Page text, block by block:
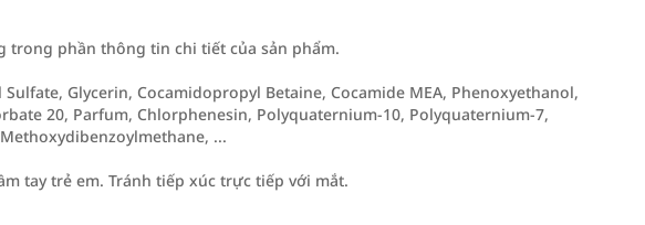
trong phần thông tin chi tiết của sản phẩm.
Glycerin, Cocamidopropyl Betaine, Cocamide MEA, Phenoxyethanol,
20, Parfum, Chlorphenesin, Polyquaternium-10, Polyquaternium-7,
...
tay trẻ em. Tránh tiếp xúc trực tiếp với mắt.